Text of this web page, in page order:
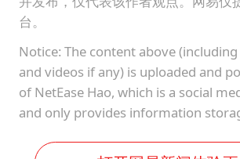
台。
Notice: The content above
and videos if any) is uploaded and
of NetEase Hao, which is a social
and only provides information